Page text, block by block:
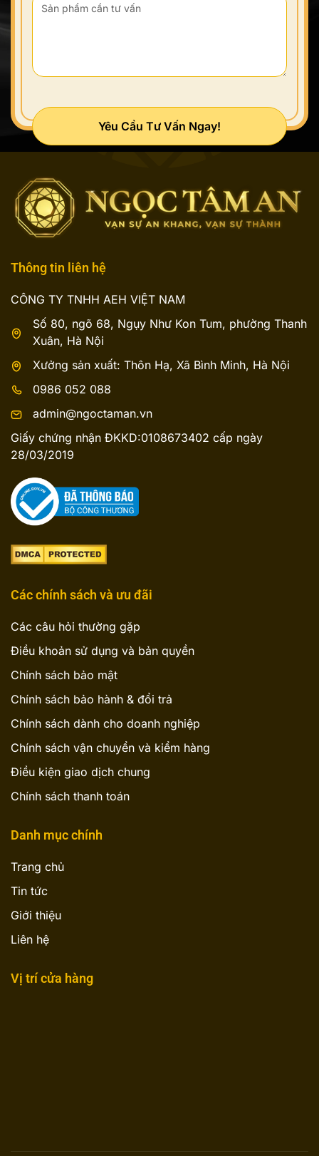
Yêu Cầu Tư Vấn Ngay!
Thông tin liên hệ
CÔNG TY TNHH AEH VIỆT NAM
Số 80, ngõ 68, Ngụy Như Kon Tum, phường Thanh
Xuân, Hà Nội
Xưởng sản xuất: Thôn Hạ, Xã Bình Minh, Hà Nội
0986 052 088
admin@ngoctaman.vn
Giấy chứng nhận ĐKKD:0108673402 cấp ngày
28/03/2019
Các chính sách và ưu đãi
Các câu hỏi thường gặp
Điều khoản sử dụng và bản quyền
Chính sách bảo mật
Chính sách bảo hành & đổi trả
Chính sách dành cho doanh nghiệp
Chính sách vận chuyển và kiểm hàng
Điều kiện giao dịch chung
Chính sách thanh toán
Danh mục chính
Trang chủ
Tin tức
Giới thiệu
Liên hệ
Vị trí cửa hàng